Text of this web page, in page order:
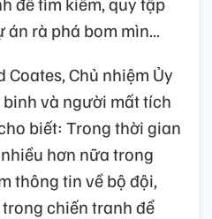
rà phá bom mìn...
Coates, Chủ nhiệm Ủy
và người mất tích
biết: Trong thời gian
hơn nữa trong
thông tin về bộ đội,
chiến tranh để